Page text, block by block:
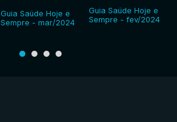
Guia Saúde Hoje e
Sempre - mar/2024
Guia Saúde Hoje e
Sempre - fev/2024